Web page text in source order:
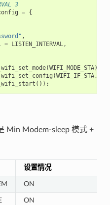
3
= {
,
= LISTEN_INTERVAL,
(WIFI_MODE_STA));
(WIFI_IF_STA,
());
Min Modem-sleep 模式 +
设置情况
ON
ON